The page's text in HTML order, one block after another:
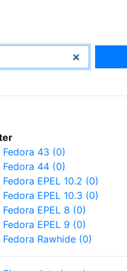
Fedora 43 (0)
Fedora 44 (0)
Fedora EPEL 10.2 (0)
Fedora EPEL 10.3 (0)
Fedora EPEL 8 (0)
Fedora EPEL 9 (0)
Fedora Rawhide (0)